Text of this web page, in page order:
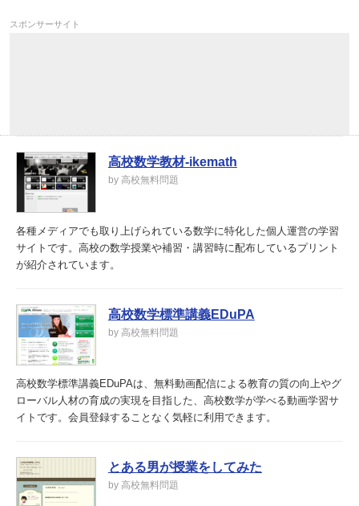
スポンサーサイト
高校数学教材-ikemath
by 高校無料問題
各種メディアでも取り上げられている数学に特化した個人運営の学習
サイトです。高校の数学授業や補習・講習時に配布しているプリント
が紹介されています。
高校数学標準講義EDuPA
by 高校無料問題
高校数学標準講義EDuPAは、無料動画配信による教育の質の向上やグ
ローバル人材の育成の実現を目指した、高校数学が学べる動画学習サ
イトです。会員登録することなく気軽に利用できます。
とある男が授業をしてみた
by 高校無料問題